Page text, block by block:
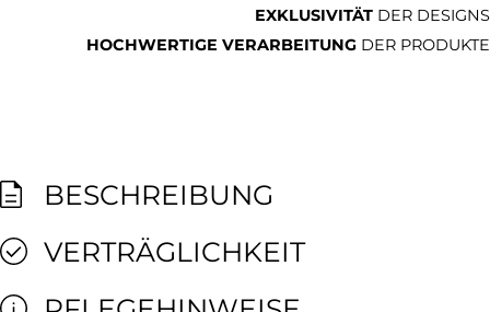
EXKLUSIVITÄT DER DESIGNS
HOCHWERTIGE VERARBEITUNG DER PRODUKTE
BESCHREIBUNG
VERTRÄGLICHKEIT